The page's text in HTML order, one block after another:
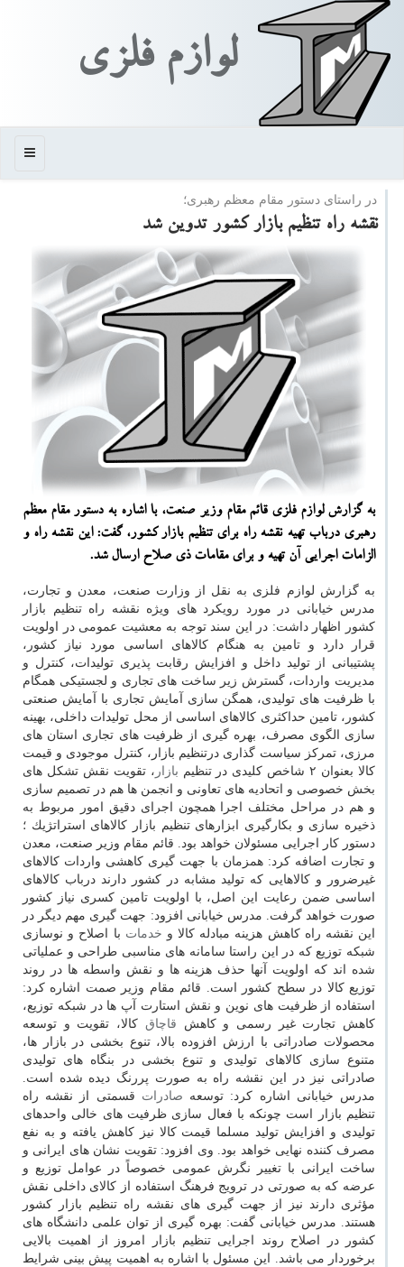
لوازم فلزی
منو
در راستای دستور مقام معظم رهبری؛
نقشه راه تنظیم بازار كشور تدوین شد
به گزارش لوازم فلزی قائم مقام وزیر صنعت، با اشاره به دستور مقام معظم
رهبری درباب تهیه نقشه راه برای تنظیم بازار كشور، گفت: این نقشه راه و
الزامات اجرایی آن تهیه و برای مقامات ذی صلاح ارسال شد.
به گزارش لوازم فلزی به نقل از وزارت صنعت، معدن و تجارت،
مدرس خیابانی در مورد رویكرد های ویژه نقشه راه تنظیم بازار
كشور اظهار داشت: در این سند توجه به معشیت عمومی در اولویت
قرار دارد و تامین به هنگام كالاهای اساسی مورد نیاز كشور،
پشتیبانی از تولید داخل و افزایش رقابت پذیری تولیدات، كنترل و
مدیریت واردات، گسترش زیر ساخت های تجاری و لجستیكی همگام
با ظرفیت های تولیدی، همگن سازی آمایش تجاری با آمایش صنعتی
كشور، تامین حداكثری كالاهای اساسی از محل تولیدات داخلی، بهینه
سازی الگوی مصرف، بهره گیری از ظرفیت های تجاری استان های
مرزی، تمركز سیاست گذاری درتنظیم بازار، كنترل موجودی و قیمت
كالا بعنوان ۲ شاخص كلیدی در تنظیم
بازار ، تقویت نقش تشكل های
بخش خصوصی و اتحادیه های تعاونی و انجمن ها هم در تصمیم سازی
و هم در مراحل مختلف اجرا همچون اجرای دقیق امور مربوط به
ذخیره سازی و بكارگیری ابزارهای تنظیم بازار كالاهای استراتژیك ؛
دستور كار اجرایی مسئولان خواهد بود. قائم مقام وزیر صنعت، معدن
و تجارت اضافه كرد: همزمان با جهت گیری كاهشی واردات كالاهای
غیرضرور و كالاهایی كه تولید مشابه در كشور دارند درباب كالاهای
اساسی ضمن رعایت این اصل، با اولویت تامین كسری نیاز كشور
صورت خواهد گرفت. مدرس خیابانی افزود: جهت گیری مهم دیگر در
این نقشه راه كاهش هزینه مبادله كالا و خدمات با اصلاح و نوسازی
شبكه توزیع كه در این راستا سامانه های مناسبی طراحی و عملیاتی
شده اند كه اولویت آنها حذف هزینه ها و نقش واسطه ها در روند
توزیع كالا در سطح كشور است. قائم مقام وزیر صمت اشاره كرد:
استفاده از ظرفیت های نوین و نقش استارت آپ ها در شبكه توزیع،
كاهش تجارت غیر رسمی و كاهش قاچاق كالا، تقویت و توسعه
محصولات صادراتی با ارزش افزوده بالا، تنوع بخشی در بازار ها،
متنوع سازی كالاهای تولیدی و تنوع بخشی در بنگاه های تولیدی
صادراتی نیز در این نقشه راه به صورت پررنگ دیده شده است.
مدرس خیابانی اشاره كرد: توسعه صادرات قسمتی از نقشه راه
تنظیم بازار است چونكه با فعال سازی ظرفیت های خالی واحدهای
تولیدی و افزایش تولید مسلما قیمت كالا نیز كاهش یافته و به نفع
مصرف كننده نهایی خواهد بود. وی افزود: تقویت نشان های ایرانی و
ساخت ایرانی با تغییر نگرش عمومی خصوصاً در عوامل توزیع و
عرضه كه به صورتی در ترویج فرهنگ استفاده از كالای داخلی نقش
مؤثری دارند نیز از جهت گیری های نقشه راه تنظیم بازار كشور
هستند. مدرس خیابانی گفت: بهره گیری از توان علمی دانشگاه های
كشور در اصلاح روند اجرایی تنظیم بازار امروز از اهمیت بالایی
برخوردار می باشد. این مسئول با اشاره به اهمیت پیش بینی شرایط